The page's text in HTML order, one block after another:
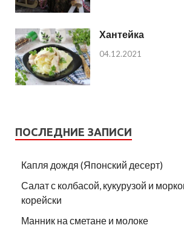
Хантейка
04.12.2021
ПОСЛЕДНИЕ ЗАПИСИ
Капля дождя (Японский десерт)
Салат с колбасой, кукурузой и
корейски
Манник на сметане и молоке